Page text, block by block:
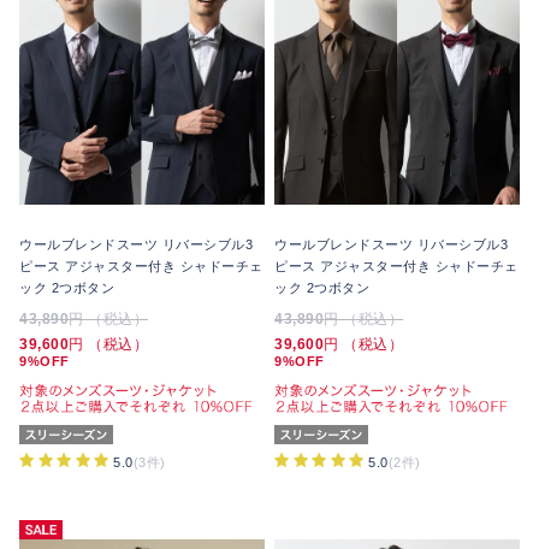
ウールブレンドスーツ リバーシブル3
ピース アジャスター付き シャドーチェ
ック 2つボタン
43,890円 （税込）
39,600円 （税込）
9%OFF
5.0(3件)
ウールブレンドスーツ リバーシブル3
ピース アジャスター付き シャドーチェ
ック 2つボタン
43,890円 （税込）
39,600円 （税込）
9%OFF
5.0(2件)